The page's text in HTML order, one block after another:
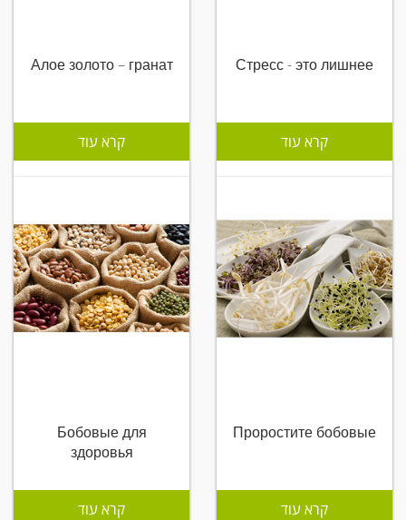
Стресс - это лишнее
קרא עוד
Алое золото – гранат
קרא עוד
Проростите бобовые
קרא עוד
Бобовые для
здоровья
קרא עוד